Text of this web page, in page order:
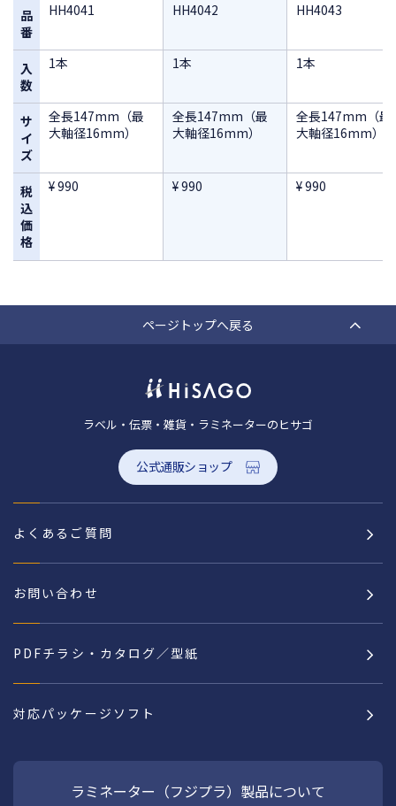
品
番
入
数
サ
イ
ズ
税
込
価
格
HH4041
1本
全長147mm（最
大軸径16mm）
¥ 990
HH4042
1本
全長147mm（最
大軸径16mm）
¥ 990
HH4043
1本
全長147mm（最
大軸径16mm）
¥ 990
ページトップへ戻る
ラベル・伝票・雑貨・ラミネーターのヒサゴ
公式通販ショップ
よくあるご質問
お問い合わせ
PDFチラシ・カタログ／型紙
対応パッケージソフト
ラミネーター（フジプラ）製品について